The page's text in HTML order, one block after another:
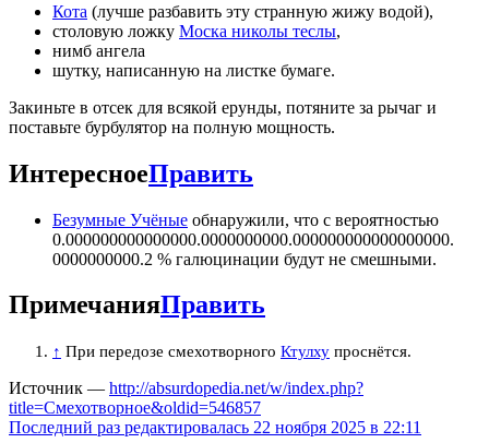
Кота (лучше разбавить эту странную жижу водой),
столовую ложку Моска николы теслы,
нимб ангела
шутку, написанную на листке бумаге.
Закиньте в отсек для всякой ерунды, потяните за рычаг и
поставьте бурбулятор на полную мощность.
ИнтересноеПравить
Безумные Учёные обнаружили, что с вероятностью
0.000000000000000.0000000000.000000000000000000.
0000000000.2 % галюцинации будут не смешными.
ПримечанияПравить
↑ При передозе смехотворного Ктулху проснётся.
Источник — http://absurdopedia.net/w/index.php?
title=Смехотворное&oldid=546857
Последний раз редактировалась 22 ноября 2025 в 22:11